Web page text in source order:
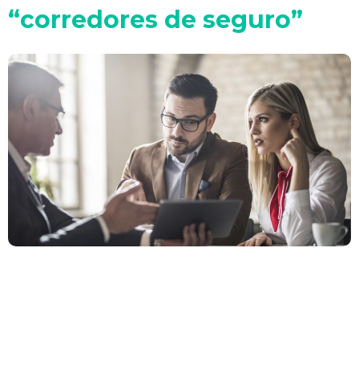
“corredores de seguro”